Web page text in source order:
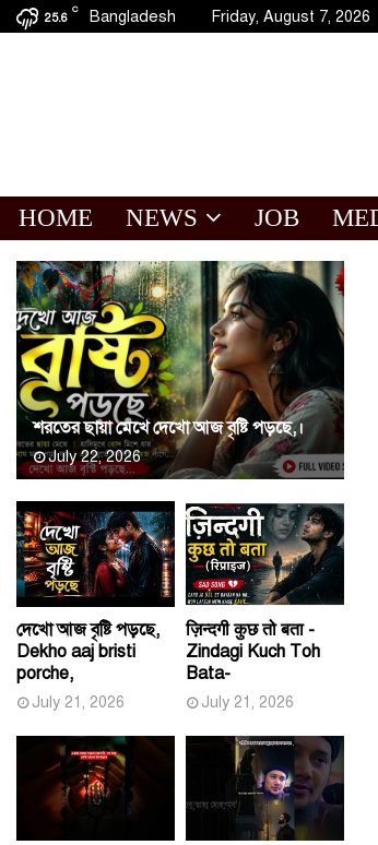
25.6
C Bangladesh Friday, August 7, 2026
HOME NEWS JOB
শরতের ছায়া মেখে দেখো আজ বৃষ্টি পড়ছে,।
July 22, 2026
দেখো আজ বৃষ্টি পড়ছে,
Dekho aaj bristi
porche,
July 21, 2026
ज़िन्दगी कुछ तो बता -
Zindagi Kuch Toh
Bata-
July 21, 2026